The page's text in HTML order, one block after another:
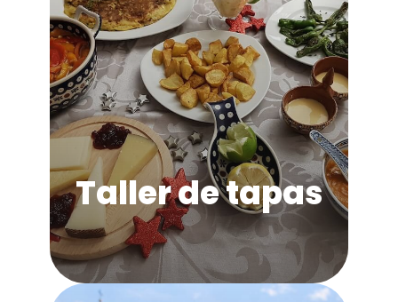
Taller de tapas